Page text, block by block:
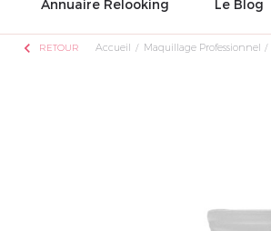
Annuaire Relooking Le Blog
chevron_left RETOUR Accueil Maquillage Professionnel